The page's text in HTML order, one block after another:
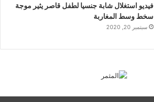
فيديو استغلال شابة جنسيا لطفل قاصر يثير موجة
سخط وسط المغاربة
سبتمبر 20, 2020